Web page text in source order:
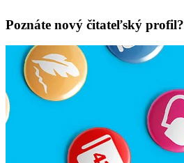
Poznáte nový čitateľský profil?